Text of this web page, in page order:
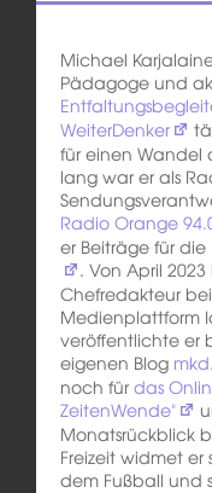
Michael
Pädagoge und
WeiterDenker
für einen Wandel
lang war er als
Radio Orange
er Beiträge für
. Von April
Chefredakteur
Medienplattform
veröffentlichte er
eigenen Blog
noch für das
ZeitenWende"
Monatsrückblick
Freizeit widmet er
dem Fußball und